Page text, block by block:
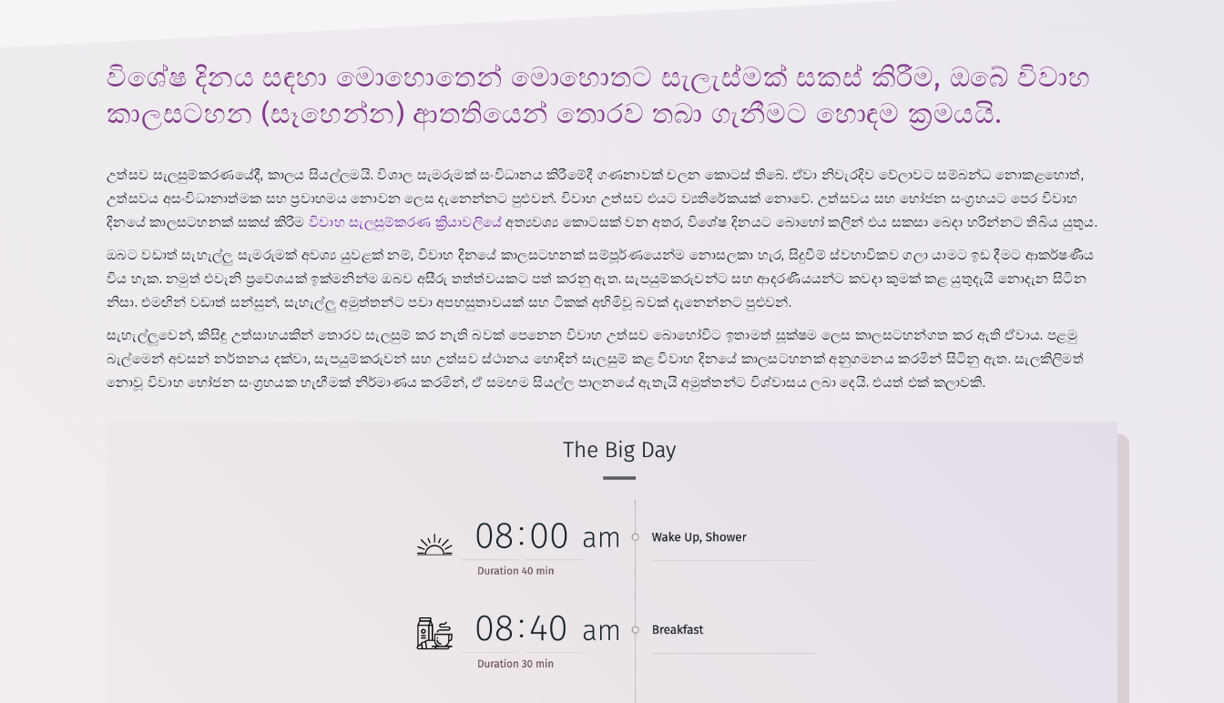
විශේෂ දිනය සඳහා මොහොතෙන් මොහොතට සැලැස්මක් සකස් කිරීම, ඔබේ විවාහ
කාලසටහන (සෑහෙන්න) ආතතියෙන් තොරව තබා ගැනීමට හොඳම ක්‍රමයයි.
උත්සව සැලසුම්කරණයේදී, කාලය සියල්ලමයි. විශාල සැමරුමක් සංවිධානය කිරීමේදී ගණනාවක් චලන කොටස් තිබේ. ඒවා නිවැරදිව වේලාවට සම්බන්ධ නොකළහොත්,
උත්සවය අසංවිධානාත්මක සහ ප්‍රවාහමය නොවන ලෙස දැනෙන්නට පුළුවන්. විවාහ උත්සව එයට ව්‍යතිරේකයක් නොවේ. උත්සවය සහ භෝජන සංග්‍රහයට පෙර විවාහ
දිනයේ කාලසටහනක් සකස් කිරීමවිවාහ සැලසුම්කරණ ක්‍රියාවලියේ අත්‍යවශ්‍ය කොටසක් වන අතර, විශේෂ දිනයට බොහෝ කලින් එය සකසා බෙදා හරින්නට තිබිය යුතුය.
ඔබට වඩාත් සැහැල්ලු සැමරුමක් අවශ්‍ය යුවළක් නම්, විවාහ දිනයේ කාලසටහනක් සම්පූර්ණයෙන්ම නොසලකා හැර, සිදුවීම් ස්වභාවිකව ගලා යාමට ඉඩ දීමට ආකර්ෂණීය
විය හැක. නමුත් එවැනි ප්‍රවේශයක් ඉක්මනින්ම ඔබව අසීරු තත්ත්වයකට පත් කරනු ඇත. සැපයුම්කරුවන්ට සහ ආදරණීයයන්ට කවදා කුමක් කළ යුතුදැයි නොදැන සිටින
නිසා. එමඟින් වඩාත් සන්සුන්, සැහැල්ලු අමුත්තන්ට පවා අපහසුතාවයක් සහ ටිකක් අහිමිවූ බවක් දැනෙන්නට පුළුවන්.
සැහැල්ලුවෙන්, කිසිඳු උත්සාහයකින් තොරව සැලසුම් කර නැති බවක් පෙනෙන විවාහ උත්සව බොහෝවිට ඉතාමත් සූක්ෂම ලෙස කාලසටහන්ගත කර ඇති ඒවාය. පළමු
බැල්මෙන් අවසන් නර්තනය දක්වා, සැපයුම්කරුවන් සහ උත්සව ස්ථානය හොඳින් සැලසුම් කළ විවාහ දිනයේ කාලසටහනක් අනුගමනය කරමින් සිටිනු ඇත. සැලකිලිමත්
නොවූ විවාහ භෝජන සංග්‍රහයක හැඟීමක් නිර්මාණය කරමින්, ඒ සමඟම සියල්ල පාලනයේ ඇතැයි අමුත්තන්ට විශ්වාසය ලබා දෙයි. එයත් එක් කලාවකි.